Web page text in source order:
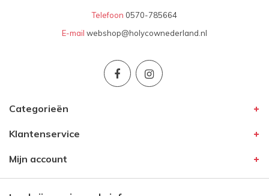
Telefoon 0570-785664
E-mail webshop@holycownederland.nl
Categorieën
Klantenservice
Mijn account